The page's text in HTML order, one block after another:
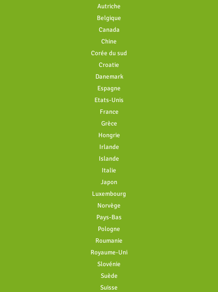
Autriche
Belgique
Canada
Chine
Corée du sud
Croatie
Danemark
Espagne
Etats-Unis
France
Grèce
Hongrie
Irlande
Islande
Italie
Japon
Luxembourg
Norvège
Pays-Bas
Pologne
Roumanie
Royaume-Uni
Slovénie
Suède
Suisse